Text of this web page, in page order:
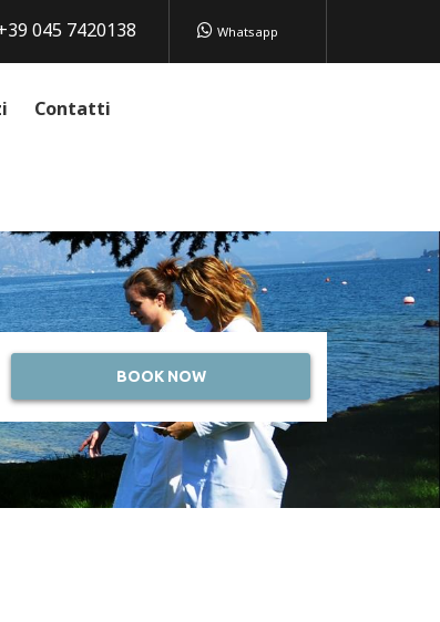
045 7420138 Whatsapp
Contatti